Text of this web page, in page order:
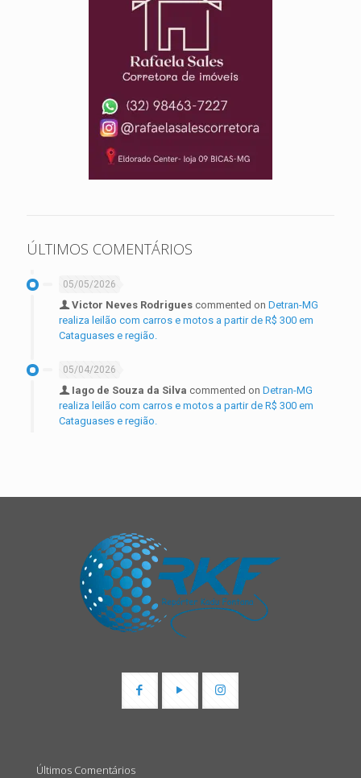
ÚLTIMOS COMENTÁRIOS
05/05/2026
Victor Neves Rodrigues commented on Detran-MG
realiza leilão com carros e motos a partir de R$ 300 em
Cataguases e região.
05/04/2026
Iago de Souza da Silva commented on Detran-MG
realiza leilão com carros e motos a partir de R$ 300 em
Cataguases e região.
Últimos Comentários